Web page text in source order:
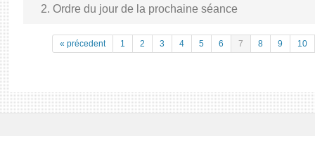
2. Ordre du jour de la prochaine séance
« précedent 1 2 3 4 5 6 7 8 9 10